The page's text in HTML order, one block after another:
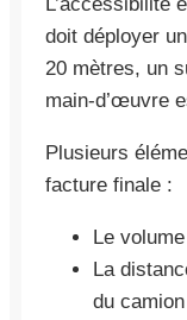
doit déployer
20 mètres, un
main-d’œuvre
Plusieurs
facture finale :
Le
La
du